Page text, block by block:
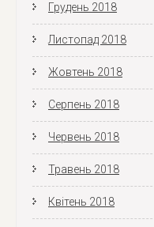
Грудень 2018
Листопад 2018
Жовтень 2018
Серпень 2018
Червень 2018
Травень 2018
Квітень 2018